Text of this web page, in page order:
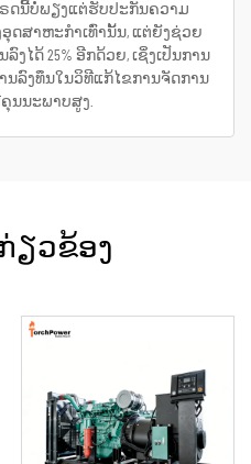
ດນີ້ບໍ່ພຽງແຕ່ຮັບປະກັນຄວາມ
ດສາຫະກຳເທົ່ານັ້ນ, ແຕ່ຍັງຊ່ວຍ
ໄດ້ 25% ອີກດ້ວຍ, ເຊິ່ງເປັນການ
ນລົງທຶນໃນວິທີແກ້ໄຂການຈັດການ
ນນະພາບສູງ.
ຽວຂ້ອງ